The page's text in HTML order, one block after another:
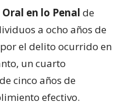
en lo Penal de
a ocho años de
el delito ocurrido en
un cuarto
cinco años de
efectivo.